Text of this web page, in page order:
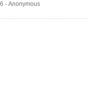
- Anonymous